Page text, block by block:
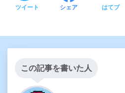
ツイート シェア はてブ
この記事を書いた人